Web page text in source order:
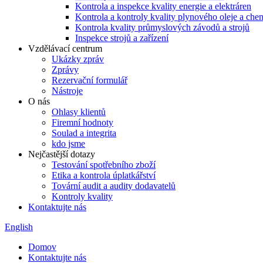
Kontrola a inspekce kvality energie a elektráren
Kontrola a kontroly kvality plynového oleje a
Kontrola kvality průmyslových závodů a strojů
Inspekce strojů a zařízení
Vzdělávací centrum
Ukázky zpráv
Zprávy
Rezervační formulář
Nástroje
O nás
Ohlasy klientů
Firemní hodnoty
Soulad a integrita
kdo jsme
Nejčastější dotazy
Testování spotřebního zboží
Etika a kontrola úplatkářství
Tovární audit a audity dodavatelů
Kontroly kvality
Kontaktujte nás
English
Domov
Kontaktujte nás